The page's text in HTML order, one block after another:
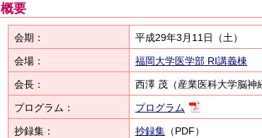
概要
会期： 平成29年3月11日 （土）
会場： 福岡大学医学部 RI講義棟
会長： 西澤 茂（産業医科大学脳神
プログラム： プログラム
抄録集： 抄録集 （PDF）